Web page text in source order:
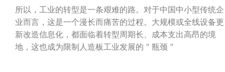
所以，工业的转型是一条艰难的路。对于中国中小型传统企
业而言，这是一个漫长而痛苦的过程。大规模或全线设备更
新改造信息化，都面临着转型周期长、成本支出高昂的境
地，这也成为限制人造板工业发展的 “ 瓶颈 ”